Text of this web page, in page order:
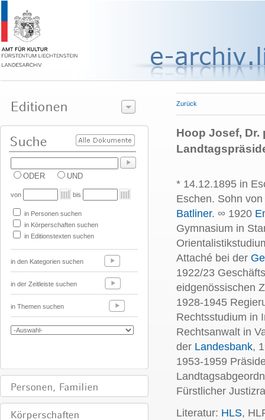
ODER UND
von bis
in Personen suchen
in Körperschaften suchen
in Editionstexten suchen
in den Kategorien suchen
in der Zeitleiste suchen
in Themen suchen
Zurück
Hoop Josef, Dr.
* 14.12.1895 in
Eschen. Sohn von
Batliner. ∞ 1920
Gymnasium in
Attaché bei der
1922/23
eidgenössischen
1928-1945
Rechtsstudium in
Rechtsanwalt in
der Landesbank,
1953-1959
Fürstlicher
Literatur: HLS,